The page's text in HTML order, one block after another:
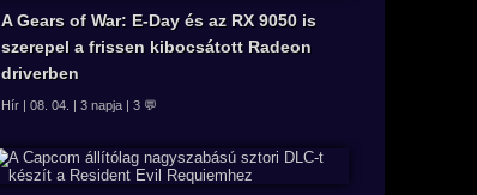
A Gears of War: E-Day és az RX 9050 is
szerepel a frissen kibocsátott Radeon
driverben
Hír | 08. 04. | 3 napja | 3 💬